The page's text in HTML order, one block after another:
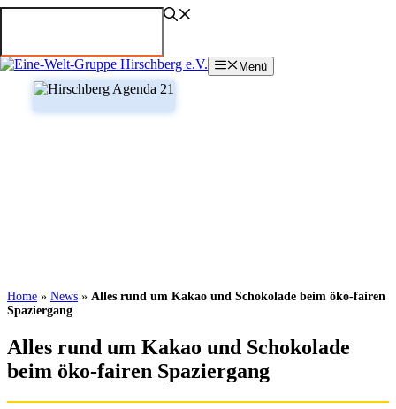
Zum
Menü
Home » News » Alles rund um Kakao und Schokolade beim öko-fairen
Spaziergang
Alles rund um Kakao und Schokolade
beim öko-fairen Spaziergang